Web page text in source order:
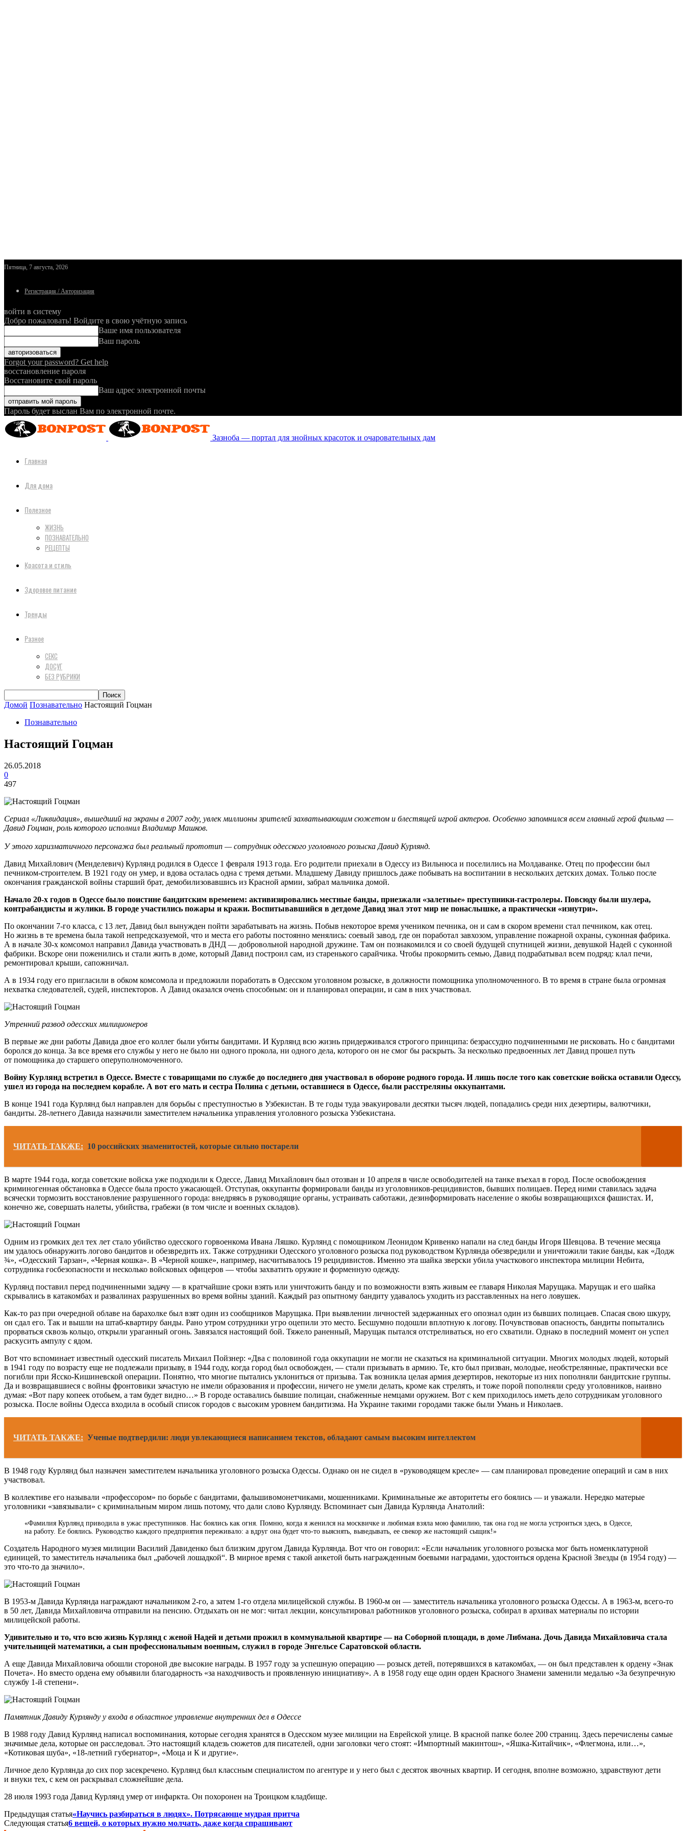
Пятница, 7 августа, 2026
Регистрация / Авторизация
войти в систему
Добро пожаловать! Войдите в свою учётную запись
Ваше имя пользователя
Ваш пароль
Forgot your password? Get help
восстановление пароля
Восстановите свой пароль
Ваш адрес электронной почты
Пароль будет выслан Вам по электронной почте.
Зазноба — портал для знойных красоток и очаровательных дам
Главная
Для дома
Полезное
ЖИЗНЬ
ПОЗНАВАТЕЛЬНО
РЕЦЕПТЫ
Красота и стиль
Здоровое питание
Тренды
Разное
СЕКС
ДОСУГ
БЕЗ РУБРИКИ
Домой Познавательно Настоящий Гоцман
Познавательно
Настоящий Гоцман
26.05.2018
0
497
Сериал «Ликвидация», вышедший на экраны в 2007 году, увлек миллионы зрителей захватывающим сюжетом и блестящей игрой актеров. Особенно запомнился всем главный герой фильма —
Давид Гоцман, роль которого исполнил Владимир Машков.
У этого харизматичного персонажа был реальный прототип — сотрудник одесского уголовного розыска Давид Курлянд.
Давид Михайлович (Менделевич) Курлянд родился в Одессе 1 февраля 1913 года. Его родители приехали в Одессу из Вильнюса и поселились на Молдаванке. Отец по профессии был
печником-строителем. В 1921 году он умер, и вдова осталась одна с тремя детьми. Младшему Давиду пришлось даже побывать на воспитании в нескольких детских домах. Только после
окончания гражданской войны старший брат, демобилизовавшись из Красной армии, забрал мальчика домой.
Начало 20-х годов в Одессе было поистине бандитским временем: активизировались местные банды, приезжали «залетные» преступники-гастролеры. Повсюду были шулера,
контрабандисты и жулики. В городе участились пожары и кражи. Воспитывавшийся в детдоме Давид знал этот мир не понаслышке, а практически «изнутри».
По окончании 7-го класса, с 13 лет, Давид был вынужден пойти зарабатывать на жизнь. Побыв некоторое время учеником печника, он и сам в скором времени стал печником, как отец.
Но жизнь в те времена была такой непредсказуемой, что и места его работы постоянно менялись: соевый завод, где он поработал завхозом, управление пожарной охраны, суконная фабрика.
А в начале 30-х комсомол направил Давида участвовать в ДНД — добровольной народной дружине. Там он познакомился и со своей будущей спутницей жизни, девушкой Надей с суконной
фабрики. Вскоре они поженились и стали жить в доме, который Давид построил сам, из старенького сарайчика. Чтобы прокормить семью, Давид подрабатывал всем подряд: клал печи,
ремонтировал крыши, сапожничал.
А в 1934 году его пригласили в обком комсомола и предложили поработать в Одесском уголовном розыске, в должности помощника уполномоченного. В то время в стране была огромная
нехватка следователей, судей, инспекторов. А Давид оказался очень способным: он и планировал операции, и сам в них участвовал.
Утренний развод одесских милиционеров
В первые же дни работы Давида двое его коллег были убиты бандитами. И Курлянд всю жизнь придерживался строгого принципа: безрассудно подчиненными не рисковать. Но с бандитами
боролся до конца. За все время его службы у него не было ни одного прокола, ни одного дела, которого он не смог бы раскрыть. За несколько предвоенных лет Давид прошел путь
от помощника до старшего оперуполномоченного.
Войну Курлянд встретил в Одессе. Вместе с товарищами по службе до последнего дня участвовал в обороне родного города. И лишь после того как советские войска оставили Одессу,
ушел из города на последнем корабле. А вот его мать и сестра Полина с детьми, оставшиеся в Одессе, были расстреляны оккупантами.
В конце 1941 года Курлянд был направлен для борьбы с преступностью в Узбекистан. В те годы туда эвакуировали десятки тысяч людей, попадались среди них дезертиры, валютчики,
бандиты. 28-летнего Давида назначили заместителем начальника управления уголовного розыска Узбекистана.
ЧИТАТЬ ТАКЖЕ: 10 российских знаменитостей, которые сильно постарели
В марте 1944 года, когда советские войска уже подходили к Одессе, Давид Михайлович был отозван и 10 апреля в числе освободителей на танке въехал в город. После освобождения
криминогенная обстановка в Одессе была просто ужасающей. Отступая, оккупанты формировали банды из уголовников-рецидивистов, бывших полицаев. Перед ними ставилась задача
всячески тормозить восстановление разрушенного города: внедряясь в руководящие органы, устраивать саботажи, дезинформировать население о якобы возвращающихся фашистах. И,
конечно же, совершать налеты, убийства, грабежи (в том числе и военных складов).
Одним из громких дел тех лет стало убийство одесского горвоенкома Ивана Ляшко. Курлянд с помощником Леонидом Кривенко напали на след банды Игоря Шевцова. В течение месяца
им удалось обнаружить логово бандитов и обезвредить их. Также сотрудники Одесского уголовного розыска под руководством Курлянда обезвредили и уничтожили такие банды, как «Додж
¾», «Одесский Тарзан», «Черная кошка». В «Черной кошке», например, насчитывалось 19 рецидивистов. Именно эта шайка зверски убила участкового инспектора милиции Небита,
сотрудника госбезопасности и несколько войсковых офицеров — чтобы захватить оружие и форменную одежду.
Курлянд поставил перед подчиненными задачу — в кратчайшие сроки взять или уничтожить банду и по возможности взять живым ее главаря Николая Марущака. Марущак и его шайка
скрывались в катакомбах и развалинах разрушенных во время войны зданий. Каждый раз опытному бандиту удавалось уходить из расставленных на него ловушек.
Как-то раз при очередной облаве на барахолке был взят один из сообщников Марущака. При выявлении личностей задержанных его опознал один из бывших полицаев. Спасая свою шкуру,
он сдал его. Так и вышли на штаб-квартиру банды. Рано утром сотрудники угро оцепили это место. Бесшумно подошли вплотную к логову. Почувствовав опасность, бандиты попытались
прорваться сквозь кольцо, открыли ураганный огонь. Завязался настоящий бой. Тяжело раненный, Марущак пытался отстреливаться, но его схватили. Однако в последний момент он успел
раскусить ампулу с ядом.
Вот что вспоминает известный одесский писатель Михаил Пойзнер: «Два с половиной года оккупации не могли не сказаться на криминальной ситуации. Многих молодых людей, который
в 1941 году по возрасту еще не подлежали призыву, в 1944 году, когда город был освобожден, — стали призывать в армию. Те, кто был призван, молодые, необстрелянные, практически все
погибли при Ясско-Кишиневской операции. Понятно, что многие пытались уклониться от призыва. Так возникла целая армия дезертиров, некоторые из них пополняли бандитские группы.
Да и возвращавшиеся с войны фронтовики зачастую не имели образования и профессии, ничего не умели делать, кроме как стрелять, и тоже порой пополняли среду уголовников, наивно
думая: «Вот пару копеек отобьем, а там будет видно…» В городе оставались бывшие полицаи, снабженные немцами оружием. Вот с кем приходилось иметь дело сотрудникам уголовного
розыска. После войны Одесса входила в особый список городов с высоким уровнем бандитизма. На Украине такими городами также были Умань и Николаев.
ЧИТАТЬ ТАКЖЕ: Ученые подтвердили: люди увлекающиеся написанием текстов, обладают самым высоким интеллектом
В 1948 году Курлянд был назначен заместителем начальника уголовного розыска Одессы. Однако он не сидел в «руководящем кресле» — сам планировал проведение операций и сам в них
участвовал.
В коллективе его называли «профессором» по борьбе с бандитами, фальшивомонетчиками, мошенниками. Криминальные же авторитеты его боялись — и уважали. Нередко матерые
уголовники «завязывали» с криминальным миром лишь потому, что дали слово Курлянду. Вспоминает сын Давида Курлянда Анатолий:
«Фамилия Курлянд приводила в ужас преступников. Нас боялись как огня. Помню, когда я женился на москвичке и любимая взяла мою фамилию, так она год не могла устроиться здесь, в Одессе,
на работу. Ее боялись. Руководство каждого предприятия переживало: а вдруг она будет что-то выяснять, выведывать, ее свекор же настоящий сыщик!»
Создатель Народного музея милиции Василий Давиденко был близким другом Давида Курлянда. Вот что он говорил: «Если начальник уголовного розыска мог быть номенклатурной
единицей, то заместитель начальника был „рабочей лошадкой“. В мирное время с такой анкетой быть награжденным боевыми наградами, удостоиться ордена Красной Звезды (в 1954 году) —
это что-то да значило».
В 1953-м Давида Курлянда награждают начальником 2-го, а затем 1-го отдела милицейской службы. В 1960-м он — заместитель начальника уголовного розыска Одессы. А в 1963-м, всего-то
в 50 лет, Давида Михайловича отправили на пенсию. Отдыхать он не мог: читал лекции, консультировал работников уголовного розыска, собирал в архивах материалы по истории
милицейской работы.
Удивительно и то, что всю жизнь Курлянд с женой Надей и детьми прожил в коммунальной квартире — на Соборной площади, в доме Либмана. Дочь Давида Михайловича стала
учительницей математики, а сын профессиональным военным, служил в городе Энгельсе Саратовской области.
А еще Давида Михайловича обошли стороной две высокие награды. В 1957 году за успешную операцию — розыск детей, потерявшихся в катакомбах, — он был представлен к ордену «Знак
Почета». Но вместо ордена ему объявили благодарность «за находчивость и проявленную инициативу». А в 1958 году еще один орден Красного Знамени заменили медалью «За безупречную
службу 1-й степени».
Памятник Давиду Курлянду у входа в областное управление внутренних дел в Одессе
В 1988 году Давид Курлянд написал воспоминания, которые сегодня хранятся в Одесском музее милиции на Еврейской улице. В красной папке более 200 страниц. Здесь перечислены самые
значимые дела, которые он расследовал. Это настоящий кладезь сюжетов для писателей, одни заголовки чего стоят: «Импортный макинтош», «Яшка-Китайчик», «Флегмона, или…»,
«Котиковая шуба», «18-летний губернатор», «Моца и К и другие».
Личное дело Курлянда до сих пор засекречено. Курлянд был классным специалистом по агентуре и у него был с десяток явочных квартир. И сегодня, вполне возможно, здравствуют дети
и внуки тех, с кем он раскрывал сложнейшие дела.
28 июля 1993 года Давид Курлянд умер от инфаркта. Он похоронен на Троицком кладбище.
Предыдущая статья«Научись разбираться в людях». Потрясающе мудрая притча
Следующая статья6 вещей, о которых нужно молчать, даже когда спрашивают